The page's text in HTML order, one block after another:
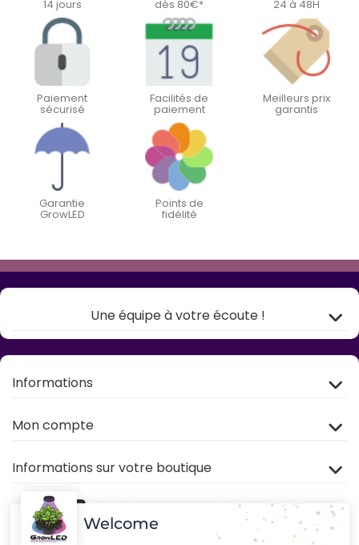
14 jours dès 80€* 24 à 48H
Paiement
sécurisé
Facilités de
paiement
Meilleurs prix
garantis
Garantie
GrowLED
Points de
fidélité
Une équipe à votre écoute !
Informations
Mon compte
Informations sur votre boutique
Welcome